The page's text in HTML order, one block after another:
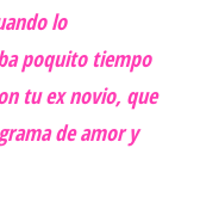
lo
poquito tiempo
tu ex novio, que
de amor y